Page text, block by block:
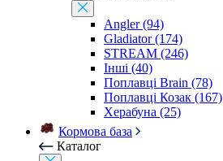
Angler (94)
Gladiator (174)
STREAM (246)
Інші (40)
Поплавці Brain (78)
Поплавці Козак (167)
Херабуна (25)
Кормова база
Каталог